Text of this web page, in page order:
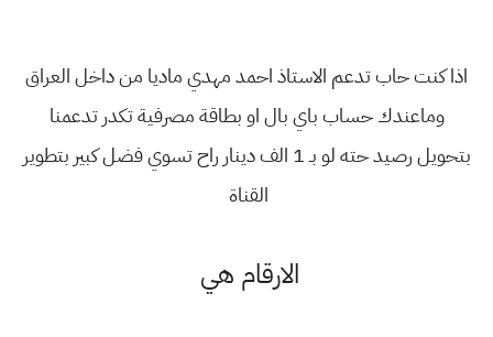
اذا كنت حاب تدعم الاستاذ احمد مهدي ماديا من داخل العراق
وماعندك حساب باي بال او بطاقة مصرفية تكدر تدعمنا
بتحويل رصيد حته لو بـ 1 الف دينار راح تسوي فضل كبير بتطوير
القناة
الارقام هي